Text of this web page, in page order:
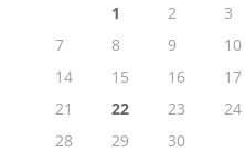
1
2 3
7
8 9 10
14
15 16 17
21
22 23 24
28
29
30